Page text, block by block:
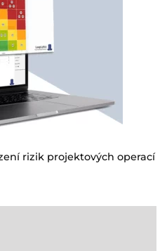
rizik projektových operací